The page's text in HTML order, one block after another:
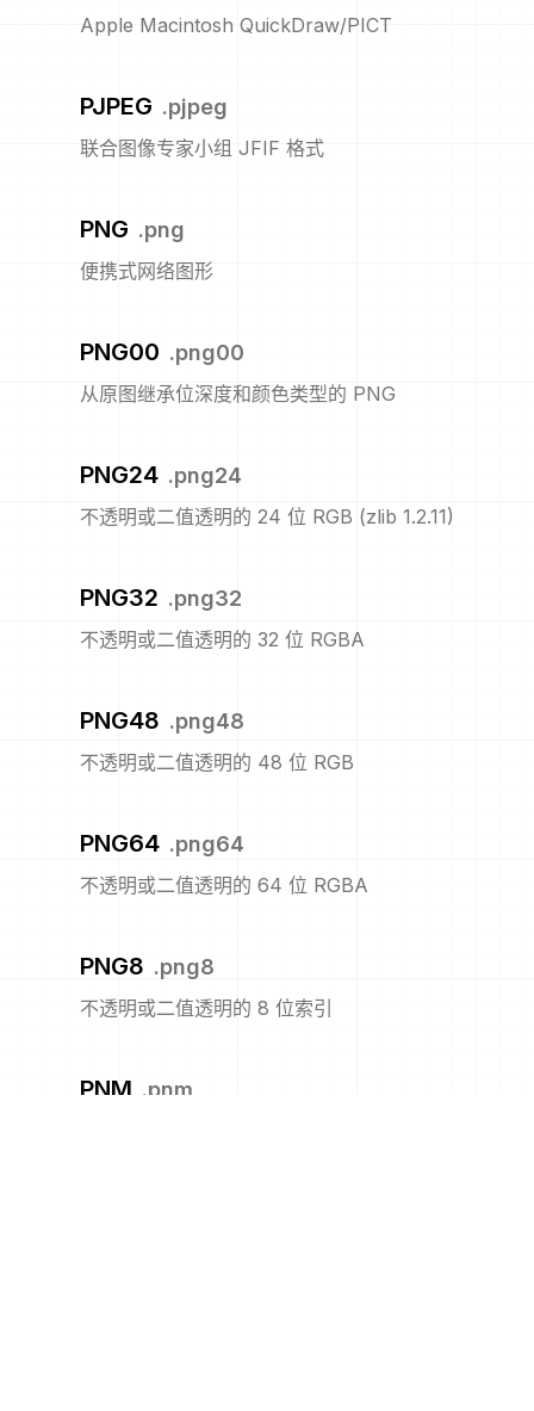
Apple Macintosh QuickDraw/PICT
PJPEG .pjpeg
联合图像专家小组 JFIF 格式
PNG .png
便携式网络图形
PNG00 .png00
从原图继承位深度和颜色类型的 PNG
PNG24 .png24
不透明或二值透明的 24 位 RGB (zlib 1.2.11)
PNG32 .png32
不透明或二值透明的 32 位 RGBA
PNG48 .png48
不透明或二值透明的 48 位 RGB
PNG64 .png64
不透明或二值透明的 64 位 RGBA
PNG8 .png8
不透明或二值透明的 8 位索引
PNM .pnm